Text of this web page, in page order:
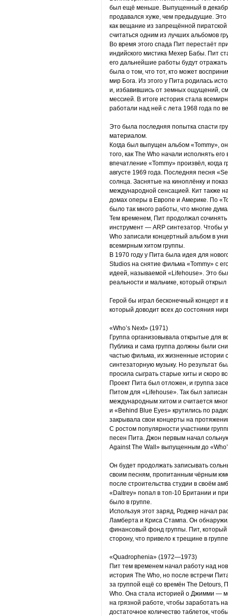
был ещё меньше. Выпущенный в
продавался хуже, чем предыдущие.
как вещание из запрещённой
считаться одним из лучших альбомов
Во время этого спада Пит перестаёт
индийского мистика Мехер Бабы. Пит
его дальнейшие работы будут
была о том, что тот, кто может
мир Бога. Из этого у Пита родилась
и, избавившись от земных ощущений,
мессией. В итоге история стала
работали над ней с лета 1968 года по
Это была последняя попытка спасти
материалом.
Когда был выпущен альбом «Tommy»,
того, как The Who начали исполнять
впечатление «Tommy» произвёл, когда
августе 1969 года. Последняя песня
солнца. Заснятые на киноплёнку и
международной сенсацией. Кит также
домах оперы в Европе и Америке. По
было так много работы, что многие
Тем временем, Пит продолжал
инструмент — ARP синтезатор. Чтобы
Who записали концертный альбом в
всемирным хитом группы.
В 1970 году у Пита была идея для
Studios на снятие фильма «Tommy» с
идеей, называемой «Lifehouse». Это
реальности и мальчике, который
Герой бы играл бесконечный концерт
который доводит всех до состояния
«Who’s Next» (1971)
Группа организовывала открытые для
Публика и сама группа должны были
частью фильма, их жизненные
синтезаторную музыку. Но результат
просила сыграть старые хиты и скоро
Проект Пита был отложен, и группа
Питом для «Lifehouse». Так был
международным хитом и считается
и «Behind Blue Eyes» крутились по
закрывала свои концерты на
С ростом популярности участники
песен Пита. Джон первым начал
Against The Wall» выпущенным до
Он будет продолжать записывать
своим песням, пропитанным чёрным
после строительства студии в своём
«Daltrey» попал в топ-10 Британии и
было в группе.
Используя этот заряд, Роджер начал
Ламберта и Криса Стампа. Он
финансовый фонд группы. Пит, который
сторону, что привело к трещине в
«Quadrophenia» (1972—1973)
Пит тем временем начал работу над
история The Who, но после встречи
за группой ещё со времён The
Who. Она стала историей о Джимми —
на грязной работе, чтобы заработать
достаточное количество таблеток,